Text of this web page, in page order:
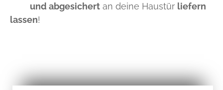
und abgesichert an deine Haustür liefern
lassen!